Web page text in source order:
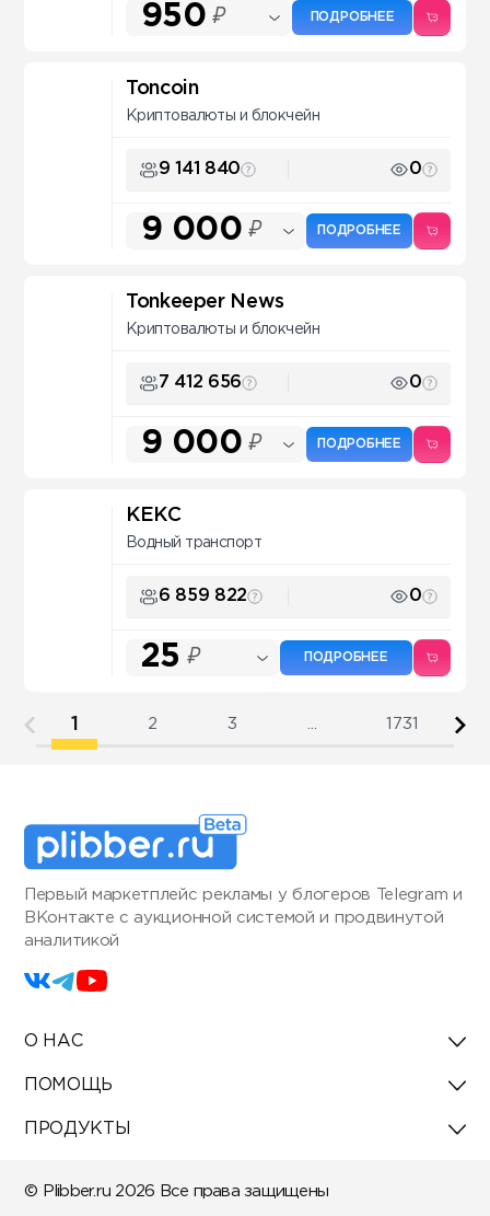
950 ₽ ПОДРОБНЕЕ
Toncoin
Криптовалюты и блокчейн
9 141 840 0
9 000 ₽ ПОДРОБНЕЕ
Tonkeeper News
Криптовалюты и блокчейн
7 412 656 0
9 000 ₽ ПОДРОБНЕЕ
КЕКС
Водный транспорт
6 859 822 0
25 ₽ ПОДРОБНЕЕ
1 2 3 1731
Первый маркетплейс рекламы у блогеров Telegram и
ВКонтакте с аукционной системой и продвинутой
аналитикой
О НАС
ПОМОЩЬ
ПРОДУКТЫ
© Plibber.ru 2026 Все права защищены